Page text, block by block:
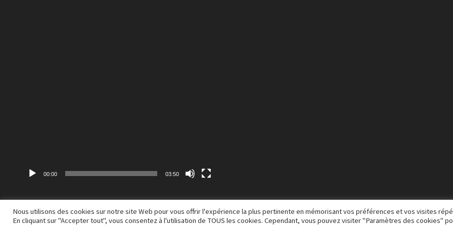
00:00 03:50
Nous utilisons des cookies sur notre site Web pour vous offrir l'expérience la plus pertinente en mémorisant vos préférences et vos visites
En cliquant sur "Accepter tout", vous consentez à l'utilisation de TOUS les cookies. Cependant, vous pouvez visiter "Paramètres des cookies"